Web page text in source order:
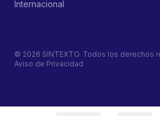
Internacional
© 2026 SINTEXTO. Todos los derechos
Aviso de Privacidad